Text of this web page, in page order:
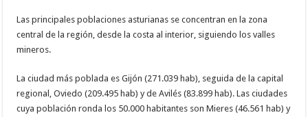
Las principales poblaciones asturianas se concentran en la zona
central de la región, desde la costa al interior, siguiendo los valles
mineros.
La ciudad más poblada es Gijón (271.039 hab), seguida de la capital
regional, Oviedo (209.495 hab) y de Avilés (83.899 hab). Las ciudades
cuya población ronda los 50.000 habitantes son Mieres (46.561 hab) y